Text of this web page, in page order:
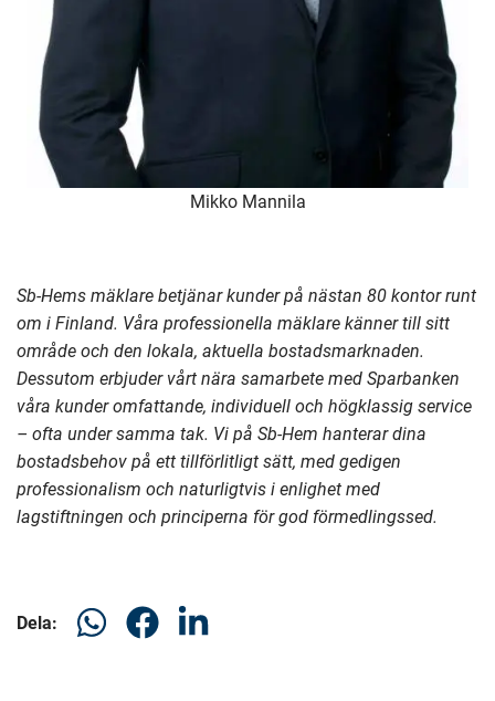
Mikko Mannila
Sb-Hems mäklare betjänar kunder på nästan 80 kontor runt
om i Finland. Våra professionella mäklare känner till sitt
område och den lokala, aktuella bostadsmarknaden.
Dessutom erbjuder vårt nära samarbete med Sparbanken
våra kunder omfattande, individuell och högklassig service
– ofta under samma tak. Vi på Sb-Hem hanterar dina
bostadsbehov på ett tillförlitligt sätt, med gedigen
professionalism och naturligtvis i enlighet med
lagstiftningen och principerna för god förmedlingssed.
Dela:
Dela
Dela
på
Dela